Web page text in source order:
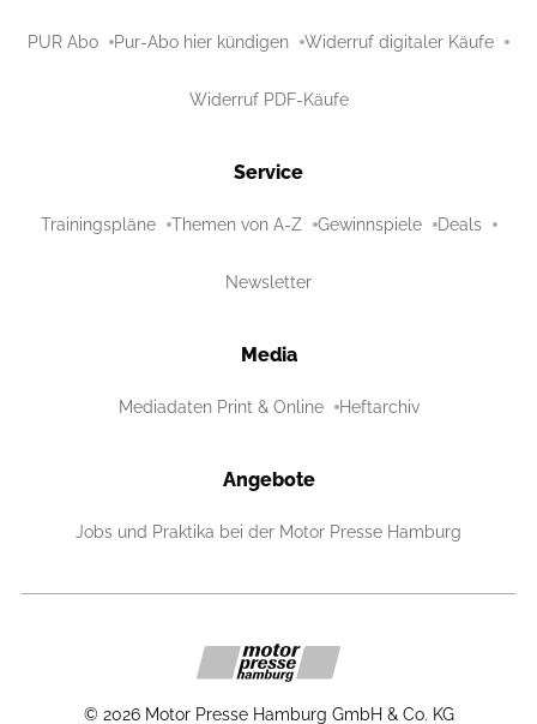
PUR Abo Pur-Abo hier kündigen Widerruf digitaler Käufe
Widerruf PDF-Käufe
Service
Trainingspläne Themen von A-Z Gewinnspiele Deals
Newsletter
Media
Mediadaten Print & Online Heftarchiv
Angebote
Jobs und Praktika bei der Motor Presse Hamburg
© 2026 Motor Presse Hamburg GmbH & Co. KG